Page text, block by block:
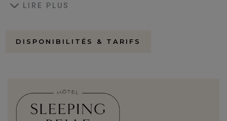
LIRE PLUS
DISPONIBILITÉS & TARIFS